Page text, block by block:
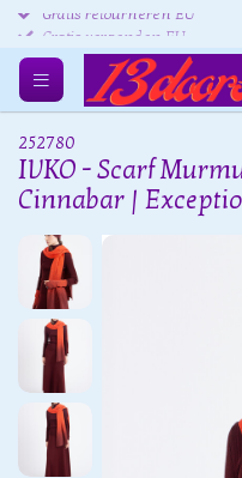
Gratis retourneren EU
252780
IVKO - Scarf
Cinnabar |